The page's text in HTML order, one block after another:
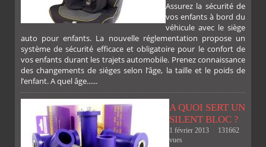
Assurez la sécurité de
vos enfants à bord du
véhicule avec le siège
auto pour enfants. La nouvelle réglementation propose un
système de sécurité efficace et obligatoire pour le confort de
vos enfants durant les trajets automobile. Prenez connaissance
des changements de sièges selon l’âge, la taille et le poids de
l’enfant. A quel âge......
A QUOI SERT UN
SILENT BLOC ?
1 février 2013
131662
vues